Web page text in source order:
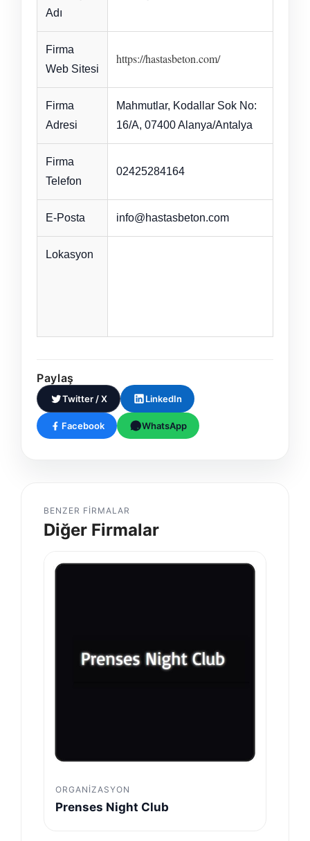
Adı
Firma
Web Sitesi
https://hastasbeton.com/
Firma
Adresi
Mahmutlar, Kodallar Sok No:
16/A, 07400 Alanya/Antalya
Firma
Telefon
02425284164
E-Posta info@hastasbeton.com
Lokasyon
Paylaş
Twitter / X LinkedIn
Facebook WhatsApp
BENZER FIRMALAR
Diğer Firmalar
ORGANIZASYON
Prenses Night Club